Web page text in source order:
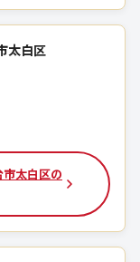
太白区
太白区の